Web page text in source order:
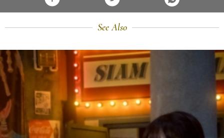
See Also